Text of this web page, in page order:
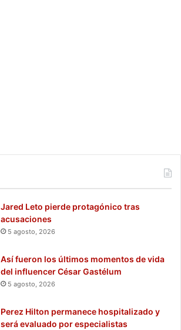
Jared Leto pierde protagónico tras
acusaciones
5 agosto, 2026
Así fueron los últimos momentos de vida
del influencer César Gastélum
5 agosto, 2026
Perez Hilton permanece hospitalizado y
será evaluado por especialistas